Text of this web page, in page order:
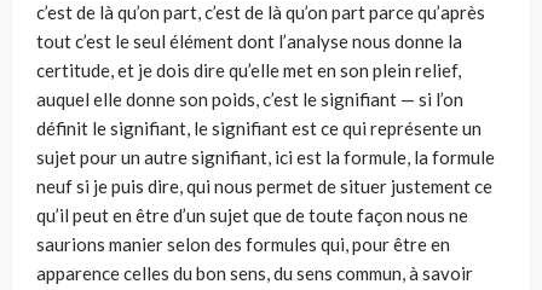
c’est de là qu’on part, c’est de là qu’on part parce qu’après
tout c’est le seul élément dont l’analyse nous donne la
certitude, et je dois dire qu’elle met en son plein relief,
auquel elle donne son poids, c’est le signifiant — si l’on
définit le signifiant, le signifiant est ce qui représente un
sujet pour un autre signifiant, ici est la formule, la formule
neuf si je puis dire, qui nous permet de situer justement ce
qu’il peut en être d’un sujet que de toute façon nous ne
saurions manier selon des formules qui, pour être en
apparence celles du bon sens, du sens commun, à savoir